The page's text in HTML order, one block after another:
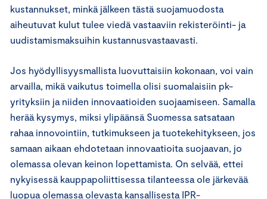
kustannukset, minkä jälkeen tästä suojamuodosta
aiheutuvat kulut tulee viedä vastaaviin rekisteröinti- ja
uudistamismaksuihin kustannusvastaavasti.
Jos hyödyllisyysmallista luovuttaisiin kokonaan, voi vain
arvailla, mikä vaikutus toimella olisi suomalaisiin pk-
yrityksiin ja niiden innovaatioiden suojaamiseen. Samalla
herää kysymys, miksi ylipäänsä Suomessa satsataan
rahaa innovointiin, tutkimukseen ja tuotekehitykseen, jos
samaan aikaan ehdotetaan innovaatioita suojaavan, jo
olemassa olevan keinon lopettamista. On selvää, ettei
nykyisessä kauppapoliittisessa tilanteessa ole järkevää
luopua olemassa olevasta kansallisesta IPR-